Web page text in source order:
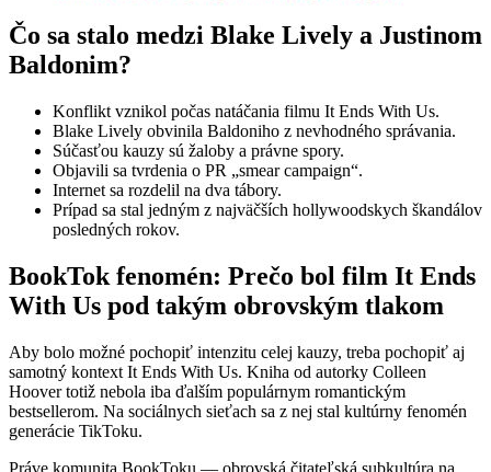
Čo sa stalo medzi Blake Lively a Justinom
Baldonim?
Konflikt vznikol počas natáčania filmu It Ends With Us.
Blake Lively obvinila Baldoniho z nevhodného správania.
Súčasťou kauzy sú žaloby a právne spory.
Objavili sa tvrdenia o PR „smear campaign“.
Internet sa rozdelil na dva tábory.
Prípad sa stal jedným z najväčších hollywoodskych škandálov
posledných rokov.
BookTok fenomén: Prečo bol film It Ends
With Us pod takým obrovským tlakom
Aby bolo možné pochopiť intenzitu celej kauzy, treba pochopiť aj
samotný kontext It Ends With Us. Kniha od autorky Colleen
Hoover totiž nebola iba ďalším populárnym romantickým
bestsellerom. Na sociálnych sieťach sa z nej stal kultúrny fenomén
generácie TikToku.
Práve komunita BookToku — obrovská čitateľská subkultúra na